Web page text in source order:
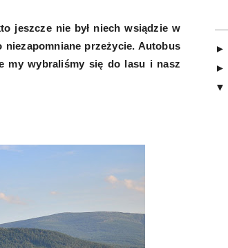
jeszcze nie był niech wsiądzie w
przeżycie. Autobus
my wybraliśmy się do lasu i nasz
►
►
▼